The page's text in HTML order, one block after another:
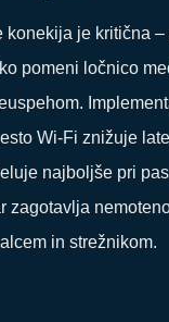
konekija je kritična
pomeni ločnico
Wi-Fi znižuje
najboljše pri
zagotavlja
in strežnikom.